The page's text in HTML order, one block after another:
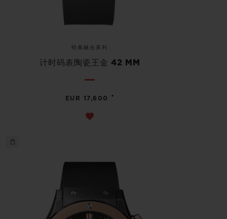
经典融合系列
计时码表陶瓷王金 42 MM
EUR 17,600 •